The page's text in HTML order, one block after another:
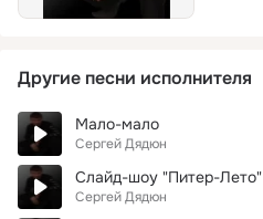
Другие песни исполнителя
Мало-мало
Сергей Дядюн
Слайд-шоу "Питер-Лето"
Сергей Дядюн